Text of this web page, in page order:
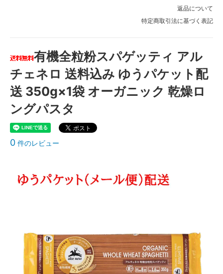
返品について
特定商取引法に基づく表記
有機全粒粉スパゲッティ アル
チェネロ 送料込み ゆうパケット配
送 350g×1袋 オーガニック 乾燥ロ
ングパスタ
0 件のレビュー